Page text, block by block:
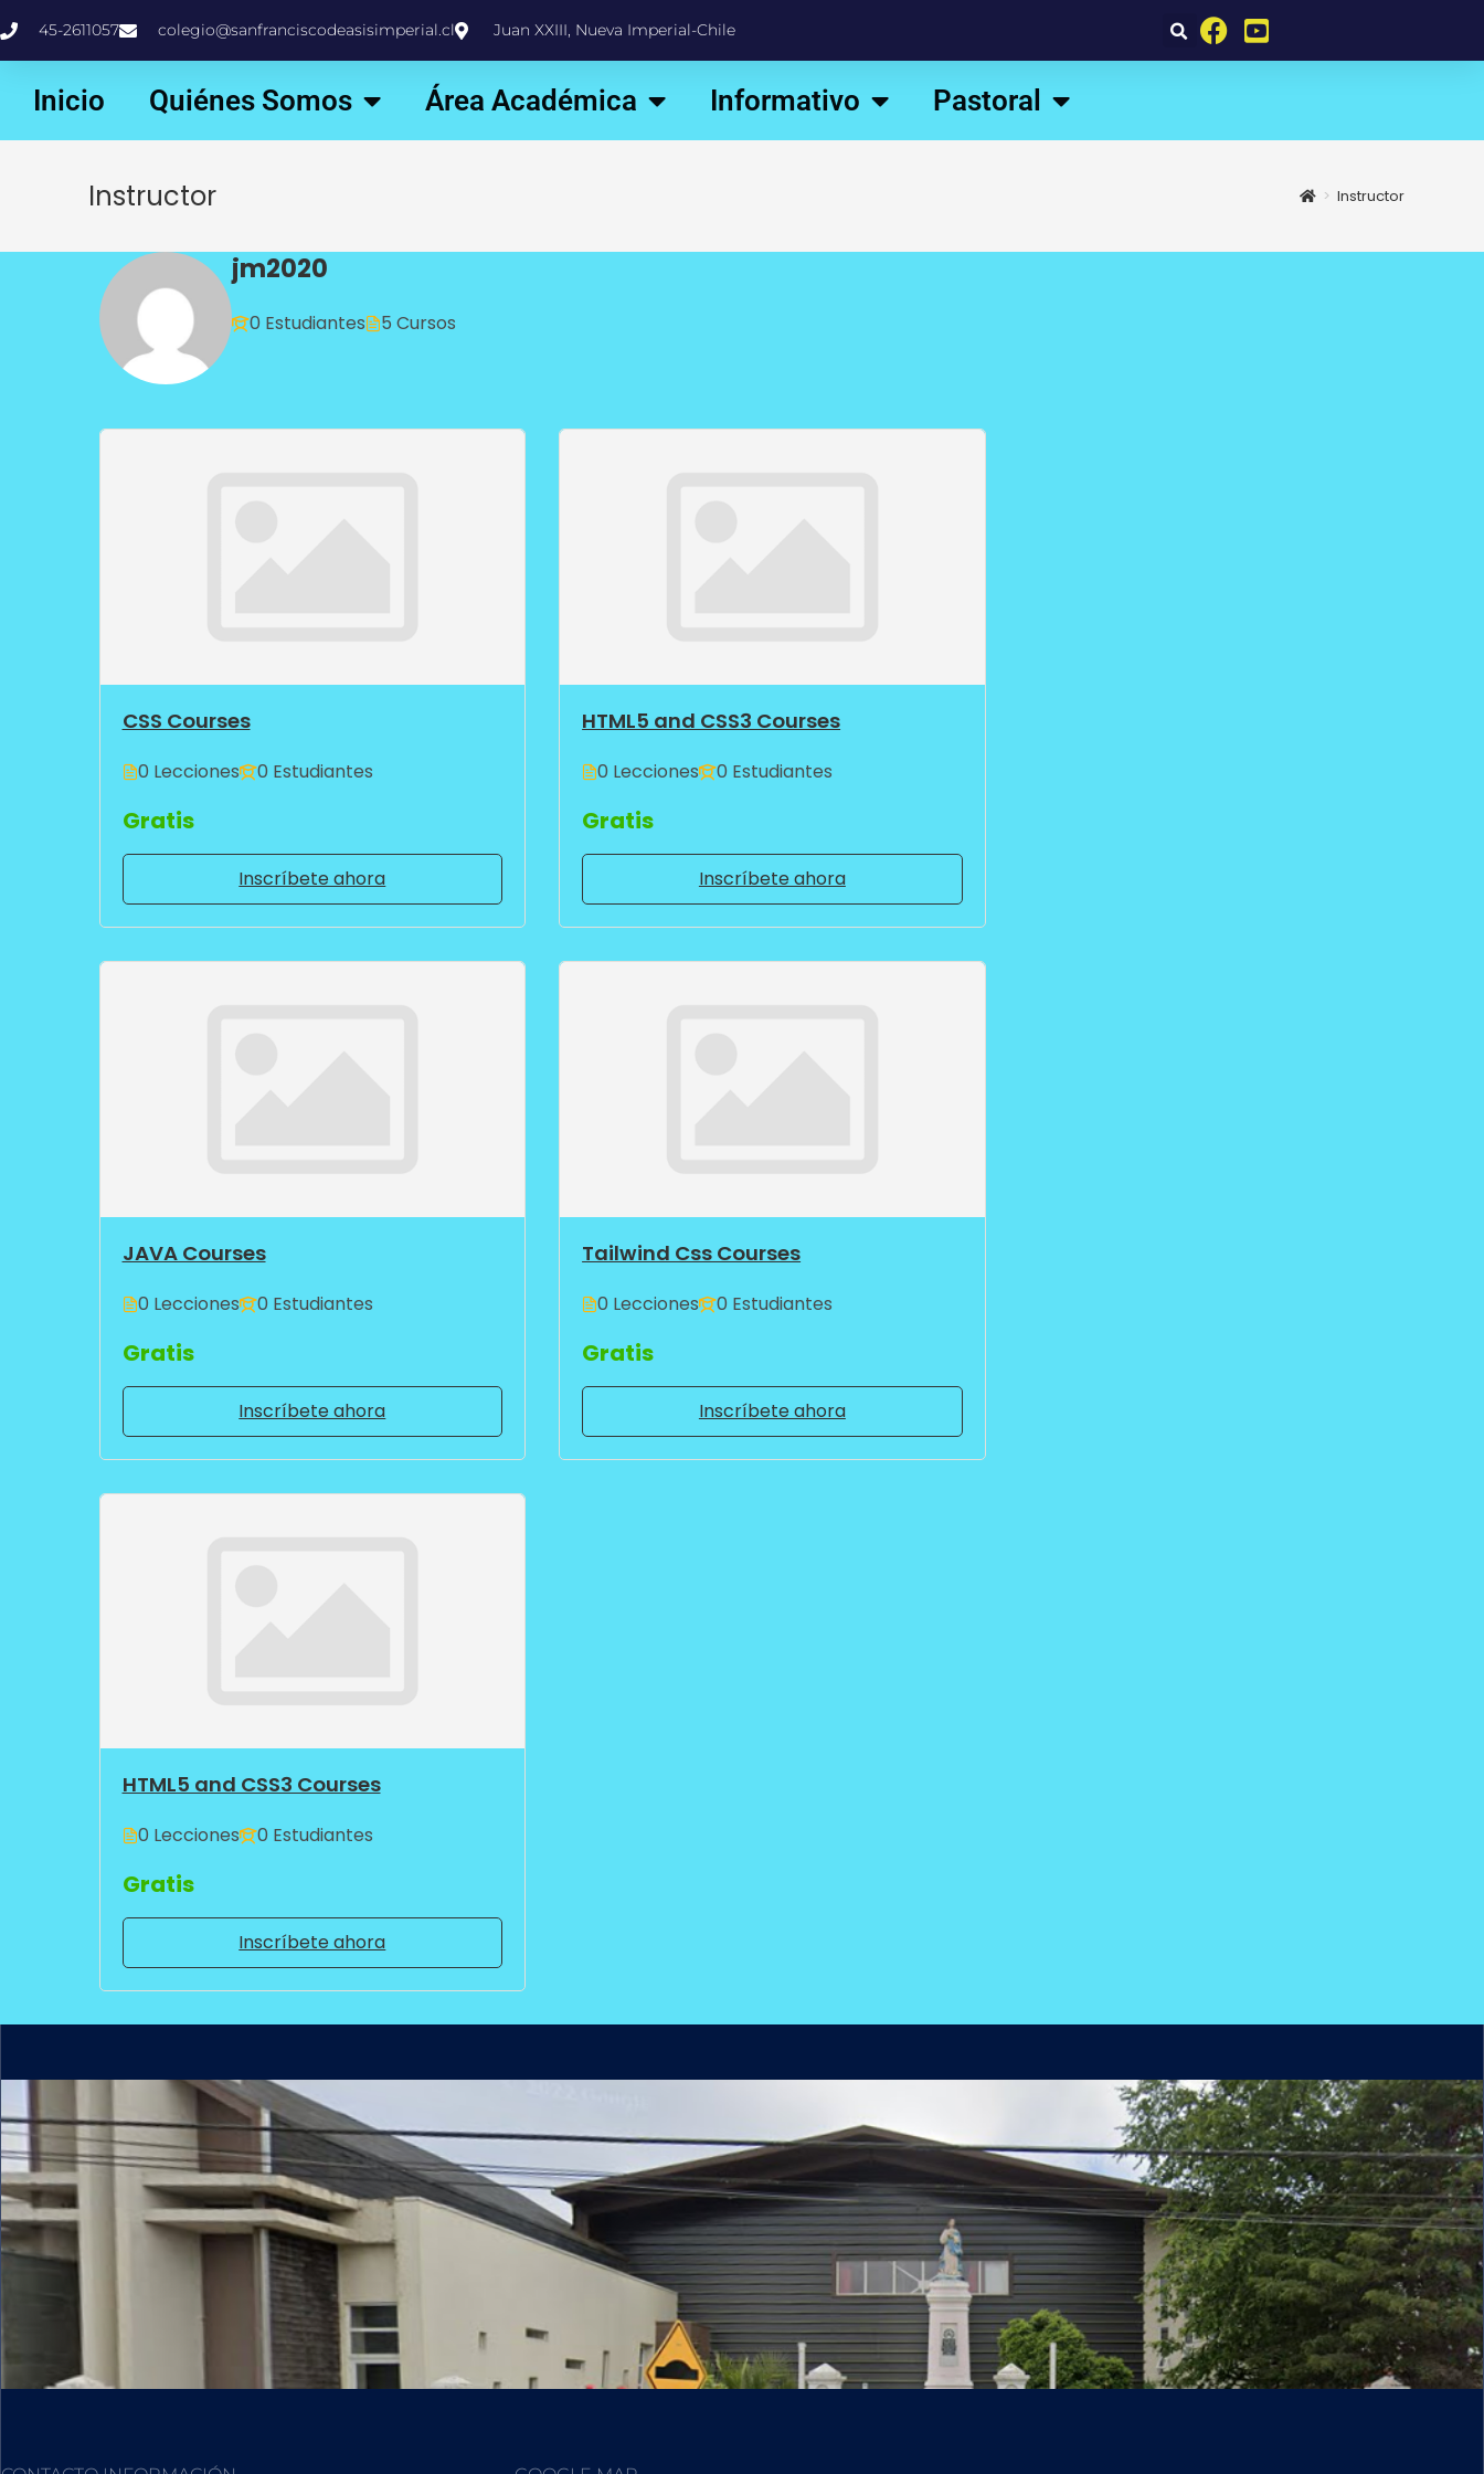
45-2611057 colegio@sanfranciscodeasisimperial.cl Juan XXIII, Nueva Imperial-Chile
Inicio Quiénes Somos Área Académica Informativo Pastoral
Instructor > Instructor
jm2020
0 Estudiantes 5 Cursos
CSS Courses
0 Lecciones 0 Estudiantes
Gratis
Inscríbete ahora
HTML5 and CSS3 Courses
0 Lecciones 0 Estudiantes
Gratis
Inscríbete ahora
JAVA Courses
0 Lecciones 0 Estudiantes
Gratis
Inscríbete ahora
Tailwind Css Courses
0 Lecciones 0 Estudiantes
Gratis
Inscríbete ahora
HTML5 and CSS3 Courses
0 Lecciones 0 Estudiantes
Gratis
Inscríbete ahora